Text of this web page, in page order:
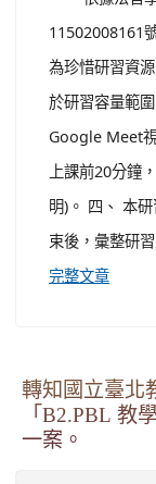
11502008161
為珍惜研習資
於研習容量範
Google Meet
上課前20分鐘
明)。 四、 本
束後，彙整研
完整文章
轉知國立臺北
「B2.PBL 教
一案。